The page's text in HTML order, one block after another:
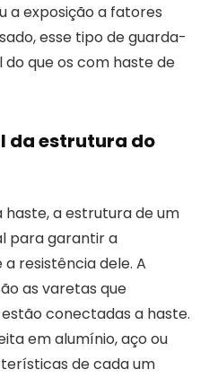
a exposição a fatores
esse tipo de guarda-
que os com haste de
da estrutura do
haste, a estrutura de um
para garantir a
resistência dele. A
as varetas que
conectadas a haste.
em alumínio, aço ou
de cada um